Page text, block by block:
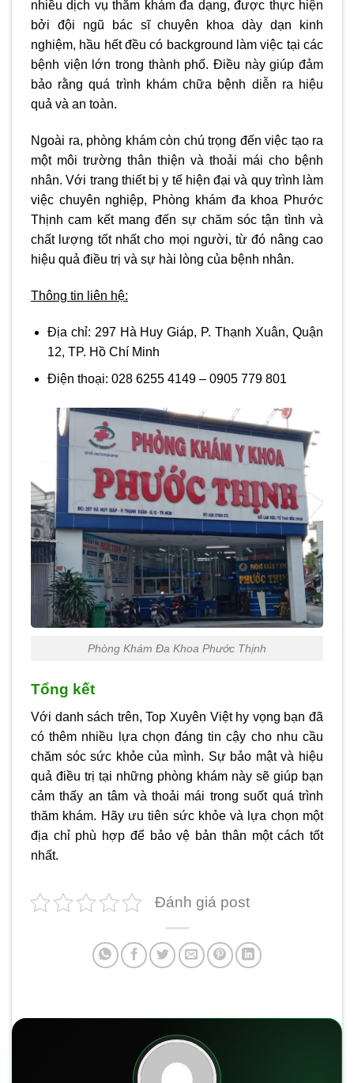
nhiều dịch vụ thăm khám đa dạng, được thực hiện
bởi đội ngũ bác sĩ chuyên khoa dày dạn kinh
nghiệm, hầu hết đều có background làm việc tại các
bệnh viện lớn trong thành phố. Điều này giúp đảm
bảo rằng quá trình khám chữa bệnh diễn ra hiệu
quả và an toàn.
Ngoài ra, phòng khám còn chú trọng đến việc tạo ra
một môi trường thân thiện và thoải mái cho bệnh
nhân. Với trang thiết bị y tế hiện đại và quy trình làm
việc chuyên nghiệp, Phòng khám đa khoa Phước
Thịnh cam kết mang đến sự chăm sóc tận tình và
chất lượng tốt nhất cho mọi người, từ đó nâng cao
hiệu quả điều trị và sự hài lòng của bệnh nhân.
Thông tin liên hệ:
Địa chỉ: 297 Hà Huy Giáp, P. Thạnh Xuân, Quận
12, TP. Hồ Chí Minh
Điện thoại: 028 6255 4149 – 0905 779 801
Phòng Khám Đa Khoa Phước Thịnh
Tổng kết
Với danh sách trên, Top Xuyên Việt hy vọng bạn đã
có thêm nhiều lựa chọn đáng tin cậy cho nhu cầu
chăm sóc sức khỏe của mình. Sự bảo mật và hiệu
quả điều trị tại những phòng khám này sẽ giúp bạn
cảm thấy an tâm và thoải mái trong suốt quá trình
thăm khám. Hãy ưu tiên sức khỏe và lựa chọn một
địa chỉ phù hợp để bảo vệ bản thân một cách tốt
nhất.
Đánh giá post